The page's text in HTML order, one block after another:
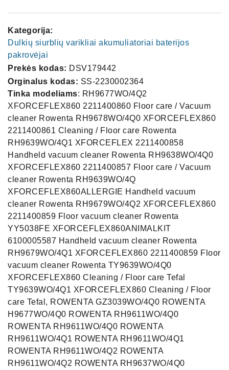
Kategorija:
Dulkių siurblių varikliai akumuliatoriai baterijos
pakrovėjai
Prekės kodas: DSV179442
Orginalus kodas: SS-2230002364
Tinka modeliams: RH9677WO/4Q2
XFORCEFLEX860 2211400860 Floor care / Vacuum
cleaner Rowenta RH9678WO/4Q0 XFORCEFLEX860
2211400861 Cleaning / Floor care Rowenta
RH9639WO/4Q1 XFORCEFLEX 2211400858
Handheld vacuum cleaner Rowenta RH9638WO/4Q0
XFORCEFLEX860 2211400857 Floor care / Vacuum
cleaner Rowenta RH9639WO/4Q
XFORCEFLEX860ALLERGIE Handheld vacuum
cleaner Rowenta RH9679WO/4Q2 XFORCEFLEX860
2211400859 Floor vacuum cleaner Rowenta
YY5038FE XFORCEFLEX860ANIMALKIT
6100005587 Handheld vacuum cleaner Rowenta
RH9679WO/4Q1 XFORCEFLEX860 2211400859 Floor
vacuum cleaner Rowenta TY9639WO/4Q0
XFORCEFLEX860 Cleaning / Floor care Tefal
TY9639WO/4Q1 XFORCEFLEX860 Cleaning / Floor
care Tefal, ROWENTA GZ3039WO/4Q0 ROWENTA
H9677WO/4Q0 ROWENTA RH9611WO/4Q0
ROWENTA RH9611WO/4Q0 ROWENTA
RH9611WO/4Q1 ROWENTA RH9611WO/4Q1
ROWENTA RH9611WO/4Q2 ROWENTA
RH9611WO/4Q2 ROWENTA RH9637WO/4Q0